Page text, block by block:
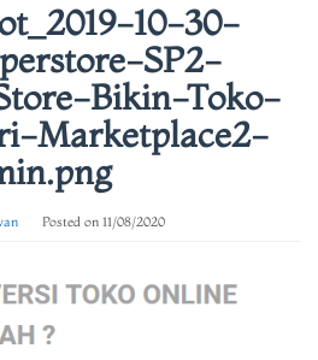
10-30-
SP2-
Bikin-Toko-
Marketplace2-
Posted on 11/08/2020